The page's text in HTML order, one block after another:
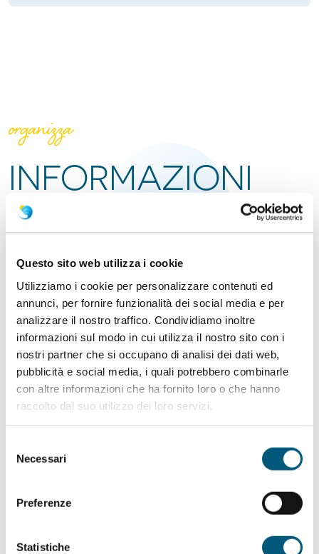
Questo sito web utilizza i cookie
Utilizziamo i cookie per personalizzare contenuti ed
annunci, per fornire funzionalità dei social media e per
analizzare il nostro traffico. Condividiamo inoltre
informazioni sul modo in cui utilizza il nostro sito con i
nostri partner che si occupano di analisi dei dati web,
pubblicità e social media, i quali potrebbero combinarle
con altre informazioni che ha fornito loro o che hanno
raccolto dal suo utilizzo dei loro servizi.
delNecessari
Preferenze
Statistiche
organizza
INFORMAZIONI
UTILI
contattaci
Ogni viaggio inizia con un sogno. Il nostro
compito è aiutarti a realizzarlo. Personalizza la tua
vacanza a Budoni, fuggi dalla routine e immergiti
in un mondo di emozioni!